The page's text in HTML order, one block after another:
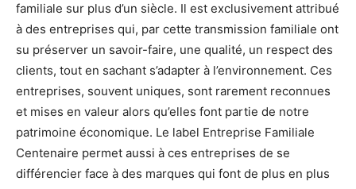
familiale sur plus d’un siècle. Il est exclusivement attribué
à des entreprises qui, par cette transmission familiale ont
su préserver un savoir-faire, une qualité, un respect des
clients, tout en sachant s’adapter à l’environnement. Ces
entreprises, souvent uniques, sont rarement reconnues
et mises en valeur alors qu’elles font partie de notre
patrimoine économique. Le label Entreprise Familiale
Centenaire permet aussi à ces entreprises de se
différencier face à des marques qui font de plus en plus